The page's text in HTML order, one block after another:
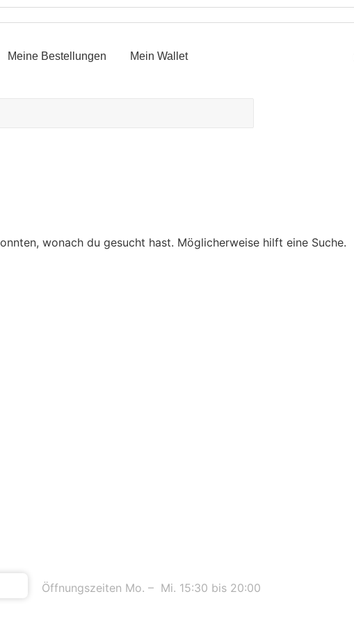
Meine Bestellungen Mein Wallet
wonach du gesucht hast. Möglicherweise hilft eine Suche.
Öffnungszeiten Mo. – Mi. 15:30 bis 20:00